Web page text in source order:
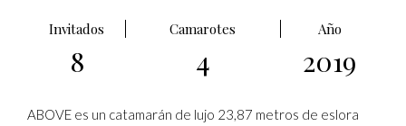
Invitados Camarotes Año
8 4 2019
ABOVE es un catamarán de lujo 23,87 metros de eslora